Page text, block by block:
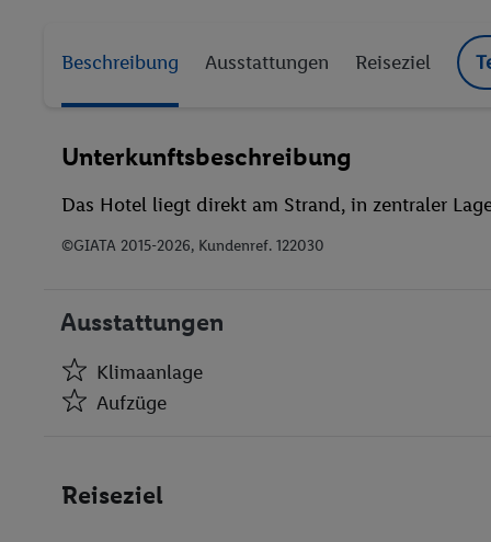
Beschreibung Ausstattungen Reiseziel
Unterkunftsbeschreibung
Das Hotel liegt direkt am Strand, in zentraler
©GIATA 2015-2026, Kundenref. 122030
Ausstattungen
Klimaanlage
Aufzüge
Aufzüge
Bar(s)
Reiseziel